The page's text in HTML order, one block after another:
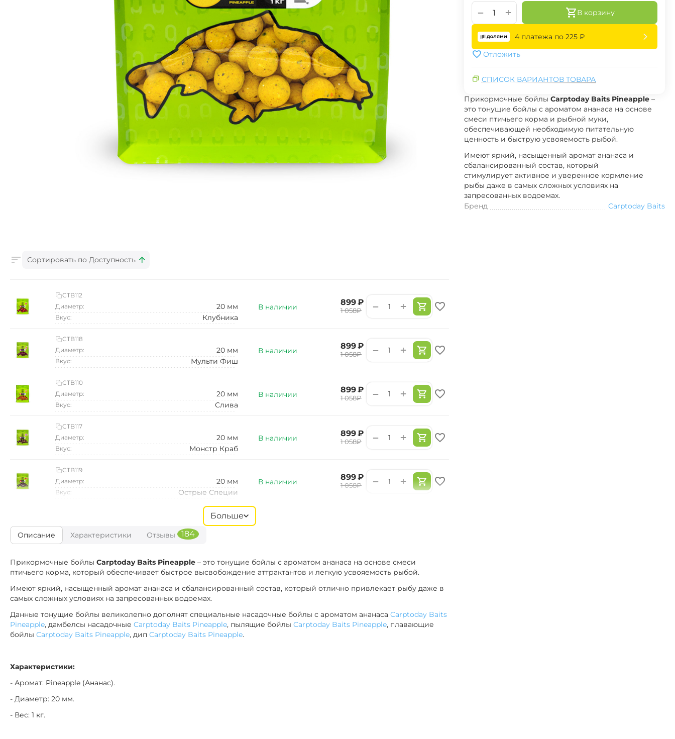
+
− В корзину
4 платежа по 225 ₽
Отложить
СПИСОК ВАРИАНТОВ ТОВАРА
Прикормочные бойлы Carptoday Baits Pineapple –
это тонущие бойлы с ароматом ананаса на основе
смеси птичьего корма и рыбной муки,
обеспечивающей необходимую питательную
ценность и быструю усвояемость рыбой.
Имеют яркий, насыщенный аромат ананаса и
сбалансированный состав, который
стимулирует активное и уверенное кормление
рыбы даже в самых сложных условиях на
запресованных водоемах.
Бренд
Carptoday Baits
Сортировать по Доступность
В наличии ‍899‍ ₽
‍1 058‍₽ +
−
CTB112
Диаметр:
20 мм
Вкус: Клубника
В наличии ‍899‍ ₽
‍1 058‍₽ +
−
CTB118
Диаметр:
20 мм
Вкус: Мульти Фиш
В наличии ‍899‍ ₽
‍1 058‍₽ +
−
CTB110
Диаметр:
20 мм
Вкус: Слива
В наличии ‍899‍ ₽
‍1 058‍₽ +
−
CTB117
Диаметр:
20 мм
Вкус: Монстр Краб
В наличии ‍899‍ ₽
‍1 058‍₽ +
−
CTB119
Диаметр:
20 мм
Вкус: Острые Специи
Диаметр:
14 мм
Вкус:
В наличии ‍899‍ ₽
‍1 058‍₽ +
−
CTB106
14 мм
В наличии ‍1 058‍ ₽ +
−
CTB115
Диаметр:
14 мм
Вкус: Мульти Фиш
Вкус:
CTB113
Диаметр:
Больше
Описание Характеристики Отзывы 184
Прикормочные бойлы Carptoday Baits Pineapple – это тонущие бойлы с ароматом ананаса на основе смеси
птичьего корма, который обеспечивает быстрое высвобождение аттрактантов и легкую усвояемость рыбой.
Имеют яркий, насыщенный аромат ананаса и сбалансированный состав, который отлично привлекает рыбу даже в
самых сложных условиях на запресованных водоемах.
Данные тонущие бойлы великолепно дополнят специальные насадочные бойлы с ароматом ананаса Carptoday Baits
Pineapple, дамбелсы насадочные Carptoday Baits Pineapple, пылящие бойлы Carptoday Baits Pineapple, плавающие
бойлы Carptoday Baits Pineapple, дип Carptoday Baits Pineapple.
Характеристики:
- Аромат: Pineapple (Ананас).
- Диаметр: 20 мм.
- Вес: 1 кг.